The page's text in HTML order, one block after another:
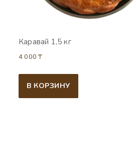
Каравай 1,5 кг
4 000₸
В КОРЗИНУ